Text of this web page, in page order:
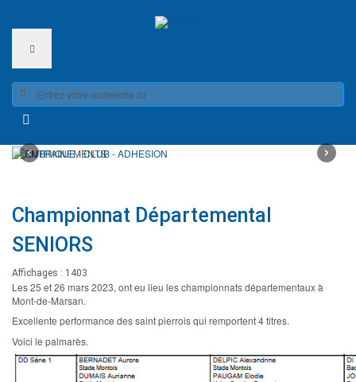
CLUB -
ADHESION
Read More
Voir les Horaires - rubrique Club
›
‹
Championnat Départemental
SENIORS
Affichages : 1403
Les 25 et 26 mars 2023, ont eu lieu les championnats départementaux à
Mont-de-Marsan.
Excellente performance des saintpierroisqui remportent 4 titres.
Voici le palmarès.